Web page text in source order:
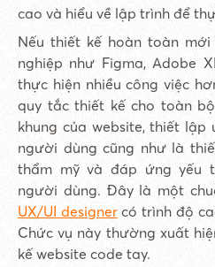
cao và hiểu về lập trình để
Nếu thiết kế hoàn toàn
nghiệp như Figma, Adobe
thực hiện nhiều công việc
quy tắc thiết kế cho toàn
khung của website, thiết lập
người dùng cũng như là
thẩm mỹ và đáp ứng yếu
người dùng. Đây là một
UX/UI designercó trình độ
Chức vụ này thường xuất
kế website code tay.